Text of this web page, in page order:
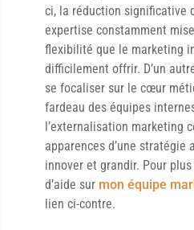
ci, la réduction significative
expertise constamment
flexibilité que le marketing
difficilement offrir. D’un
se focaliser sur le cœur
fardeau des équipes
l’externalisation marketing
apparences d’une stratégie
innover et grandir. Pour
d’aide sur mon équipe
lien ci-contre.